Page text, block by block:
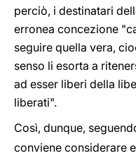
perciò, i destinatari
erronea concezione
seguire quella vera,
senso li esorta a
ad esser liberi della
liberati".
Così, dunque,
conviene considerare